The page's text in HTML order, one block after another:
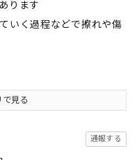
ります
いく過程などで擦れや傷
で見る
通報する